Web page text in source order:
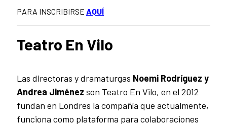
PARA INSCRIBIRSE AQUÍ
Teatro En Vilo
Las directoras y dramaturgas Noemi Rodríguez y
Andrea Jiménez son Teatro En Vilo, en el 2012
fundan en Londres la compañía que actualmente,
funciona como plataforma para colaboraciones